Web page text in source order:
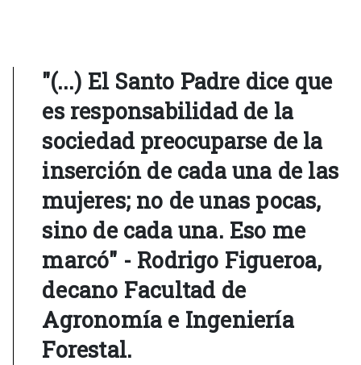
"(...) El Santo Padre dice que
es responsabilidad de la
sociedad preocuparse de la
inserción de cada una de las
mujeres; no de unas pocas,
sino de cada una. Eso me
marcó" - Rodrigo Figueroa,
decano Facultad de
Agronomía e Ingeniería
Forestal.